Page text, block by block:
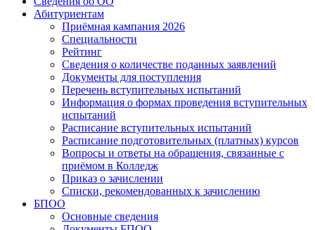
Абитуриентам
Приёмная кампания 2026
Специальности
Рейтинг
Сведения о количестве поданных заявлений
Документы для поступления
Перечень вступительных испытаний
Информация о формах проведения вступительных
испытаний
Расписание вступительных испытаний
Расписание подготовительных (платных) курсов
Вопросы и ответы на обращения, связанные с
приёмом в Колледж
Приказ о зачислении
Списки, рекомендованных к зачислению
БПОО
Основные сведения